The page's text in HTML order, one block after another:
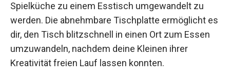
Spielküche zu einem Esstisch umgewandelt zu
werden. Die abnehmbare Tischplatte ermöglicht es
dir, den Tisch blitzschnell in einen Ort zum Essen
umzuwandeln, nachdem deine Kleinen ihrer
Kreativität freien Lauf lassen konnten.